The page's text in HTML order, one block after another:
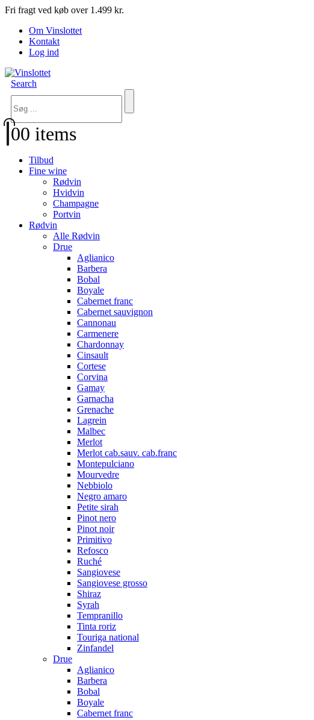
Fri fragt ved køb over 1.499 kr.
Om Vinslottet
Kontakt
Log ind
Search
00 items
Tilbud
Fine wine
Rødvin
Hvidvin
Champagne
Portvin
Rødvin
Alle Rødvin
Drue
Aglianico
Barbera
Bobal
Boyale
Cabernet franc
Cabernet sauvignon
Cannonau
Carmenere
Chardonnay
Cinsault
Cortese
Corvina
Gamay
Garnacha
Grenache
Lagrein
Malbec
Merlot
Merlot cab.sauv. cab.franc
Montepulciano
Mourvedre
Nebbiolo
Negro amaro
Petite sirah
Pinot nero
Pinot noir
Primitivo
Refosco
Ruché
Sangiovese
Sangiovese grosso
Shiraz
Syrah
Tempranillo
Tinta roriz
Touriga national
Zinfandel
Drue
Aglianico
Barbera
Bobal
Boyale
Cabernet franc